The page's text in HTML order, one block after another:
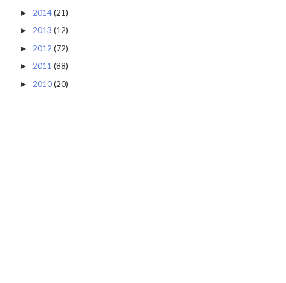
► 2014(21)
► 2013 (12)
► 2012 (72)
► 2011 (88)
► 2010(20)